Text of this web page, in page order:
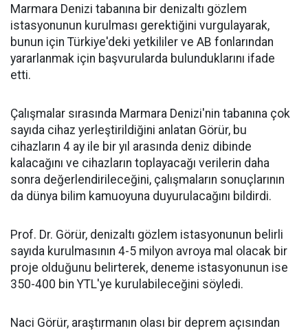
Marmara Denizi tabanına bir denizaltı gözlem
istasyonunun kurulması gerektiğini vurgulayarak,
bunun için Türkiye'deki yetkililer ve AB fonlarından
yararlanmak için başvurularda bulunduklarını ifade
etti.
Çalışmalar sırasında Marmara Denizi'nin tabanına çok
sayıda cihaz yerleştirildiğini anlatan Görür, bu
cihazların 4 ay ile bir yıl arasında deniz dibinde
kalacağını ve cihazların toplayacağı verilerin daha
sonra değerlendirileceğini, çalışmaların sonuçlarının
da dünya bilim kamuoyuna duyurulacağını bildirdi.
Prof. Dr. Görür, denizaltı gözlem istasyonunun belirli
sayıda kurulmasının 4-5 milyon avroya mal olacak bir
proje olduğunu belirterek, deneme istasyonunun ise
350-400 bin YTL'ye kurulabileceğini söyledi.
Naci Görür, araştırmanın olası bir deprem açısından